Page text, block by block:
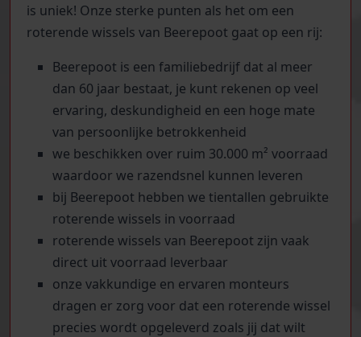
is uniek! Onze sterke punten als het om een
roterende wissels van Beerepoot gaat op een rij:
Beerepoot is een familiebedrijf dat al meer
dan 60 jaar bestaat, je kunt rekenen op veel
ervaring, deskundigheid en een hoge mate
van persoonlijke betrokkenheid
we beschikken over ruim 30.000 m² voorraad
waardoor we razendsnel kunnen leveren
bij Beerepoot hebben we tientallen gebruikte
roterende wissels in voorraad
roterende wissels van Beerepoot zijn vaak
direct uit voorraad leverbaar
onze vakkundige en ervaren monteurs
dragen er zorg voor dat een roterende wissel
precies wordt opgeleverd zoals jij dat wilt